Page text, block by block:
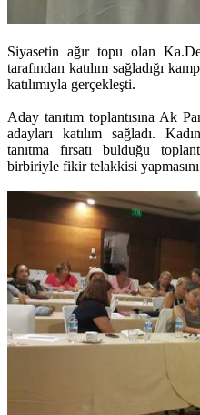
Siyasetin ağır topu olan
tarafından katılım sağladığı
katılımıyla gerçekleşti.
Aday tanıtım toplantısına Ak
adayları katılım sağladı.
tanıtma fırsatı bulduğu
birbiriyle fikir telakkisi yapmasını